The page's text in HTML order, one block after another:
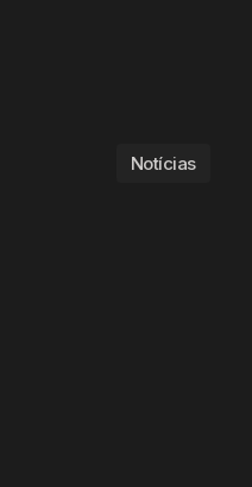
Notícias